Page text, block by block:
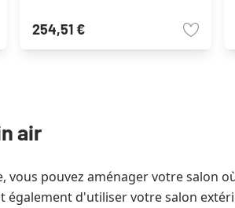
254,51 €
air
pouvez aménager votre salon
d'utiliser votre salon